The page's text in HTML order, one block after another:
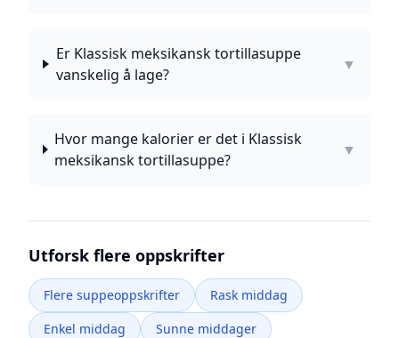
Er Klassisk meksikansk tortillasuppe
vanskelig å lage?
▼
Hvor mange kalorier er det i Klassisk
meksikansk tortillasuppe?
▼
Utforsk flere oppskrifter
Flere suppeoppskrifter
Rask middag
Enkel middag
Sunne middager